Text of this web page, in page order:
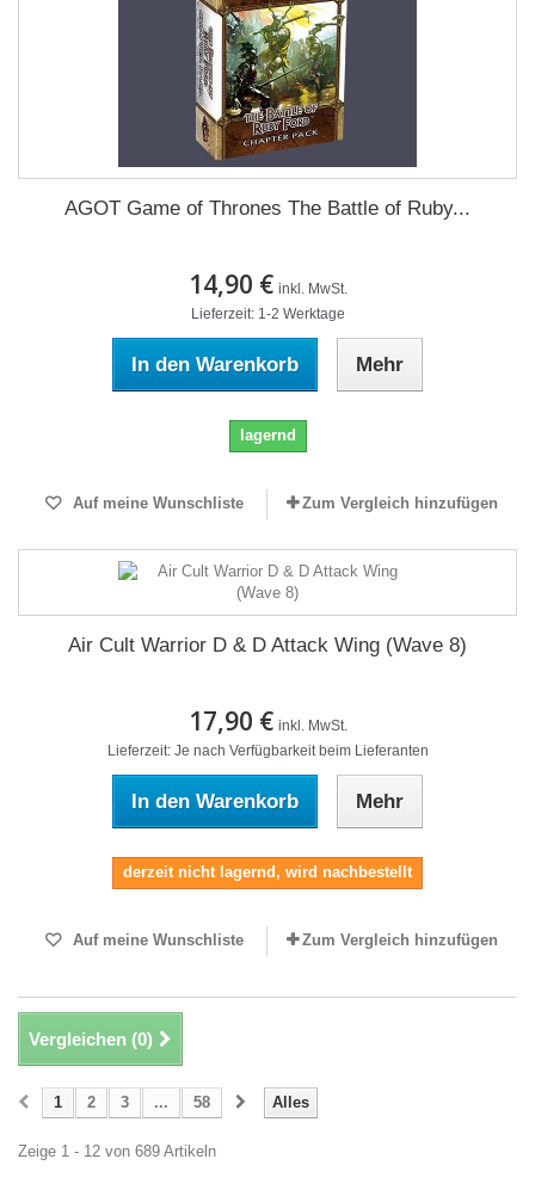
AGOT Game of Thrones The Battle of Ruby...
14,90 € inkl. MwSt.
Lieferzeit: 1-2 Werktage
In den Warenkorb Mehr
lagernd
Auf meine Wunschliste Zum Vergleich hinzufügen
Air Cult Warrior D & D Attack Wing (Wave 8)
17,90 € inkl. MwSt.
Lieferzeit: Je nach Verfügbarkeit beim Lieferanten
In den Warenkorb Mehr
derzeit nicht lagernd, wird nachbestellt
Auf meine Wunschliste Zum Vergleich hinzufügen
Vergleichen (0)
Alles
1 2 3 ... 58
Zeige 1 - 12 von 689 Artikeln